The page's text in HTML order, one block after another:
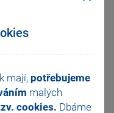
mají, potřebujeme
malých
cookies. Dbáme
nebo
do 16:00
navštívit na